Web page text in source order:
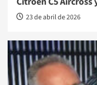
23 de abril de 2026